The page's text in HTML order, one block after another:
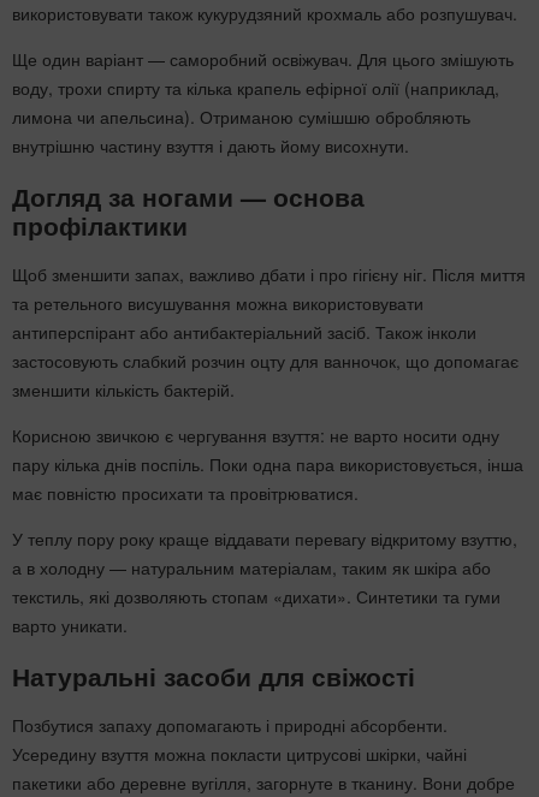
використовувати також кукурудзяний крохмаль або розпушувач.
Ще один варіант — саморобний освіжувач. Для цього змішують
воду, трохи спирту та кілька крапель ефірної олії (наприклад,
лимона чи апельсина). Отриманою сумішшю обробляють
внутрішню частину взуття і дають йому висохнути.
Догляд за ногами — основа
профілактики
Щоб зменшити запах, важливо дбати і про гігієну ніг. Після миття
та ретельного висушування можна використовувати
антиперспірант або антибактеріальний засіб. Також інколи
застосовують слабкий розчин оцту для ванночок, що допомагає
зменшити кількість бактерій.
Корисною звичкою є чергування взуття: не варто носити одну
пару кілька днів поспіль. Поки одна пара використовується, інша
має повністю просихати та провітрюватися.
У теплу пору року краще віддавати перевагу відкритому взуттю,
а в холодну — натуральним матеріалам, таким як шкіра або
текстиль, які дозволяють стопам «дихати». Синтетики та гуми
варто уникати.
Натуральні засоби для свіжості
Позбутися запаху допомагають і природні абсорбенти.
Усередину взуття можна покласти цитрусові шкірки, чайні
пакетики або деревне вугілля, загорнуте в тканину. Вони добре